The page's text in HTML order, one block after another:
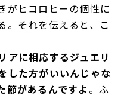
がヒコロヒーの個性に
。それを伝えると、こ
アに相応するジュエリ
した方がいいんじゃな
節があるんですよ 。ふ